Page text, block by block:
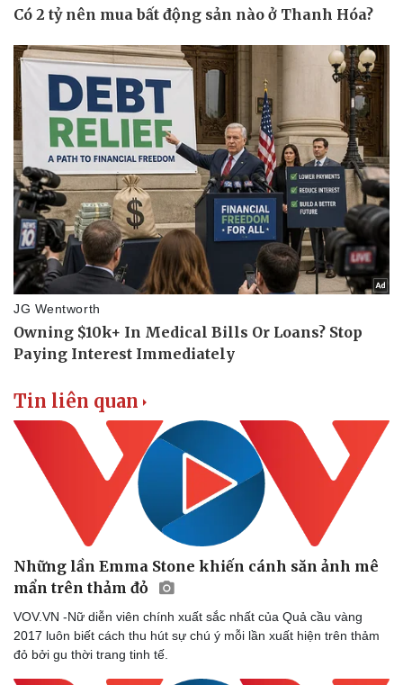
Tin liên quan
Những lần Emma Stone khiến cánh săn ảnh mê
mẩn trên thảm đỏ
VOV.VN -Nữ diễn viên chính xuất sắc nhất của Quả cầu vàng
2017 luôn biết cách thu hút sự chú ý mỗi lần xuất hiện trên thảm
đỏ bởi gu thời trang tinh tế.